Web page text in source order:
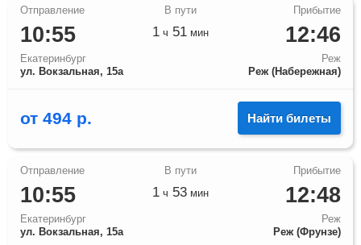
10:55
Екатеринбург
ул. Вокзальная, 15а
12:46
Реж
Реж (Набережная)
1 ч 51 мин
от 494 р. Найти билеты
10:55
Екатеринбург
ул. Вокзальная, 15а
12:48
Реж
Реж (Фрунзе)
1 ч 53 мин